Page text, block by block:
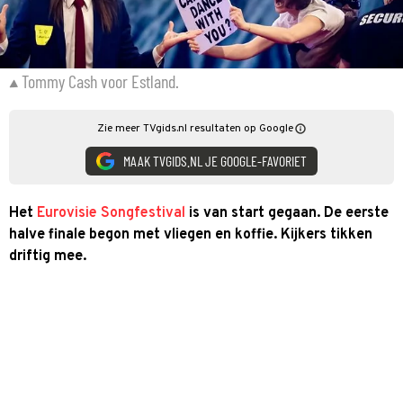
Tommy Cash voor Estland.
Zie meer TVgids.nl resultaten op Google
MAAK TVGIDS.NL JE GOOGLE-FAVORIET
Het Eurovisie Songfestival is van start gegaan. De eerste
halve finale begon met vliegen en koffie. Kijkers tikken
driftig mee.